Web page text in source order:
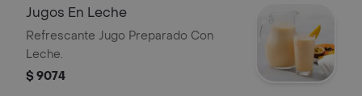
Jugos En Leche
Refrescante Jugo Preparado Con
Leche.
$ 9074